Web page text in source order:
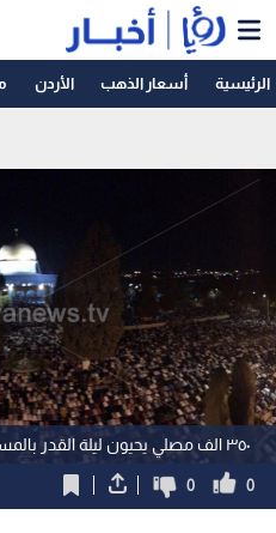
الرئيسية أسعار الذهب الأردن
٣٥٠ الف مصلي يحيون ليلة القدر بالمسجد الاقصى المبارك
0
0